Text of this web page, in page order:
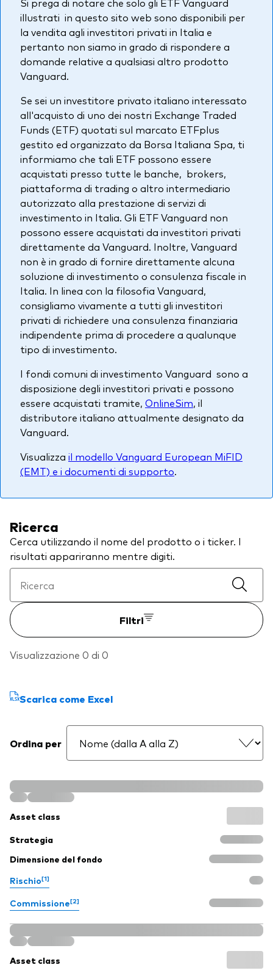
Azionario
Obbligazionario
Multi-asset
Stile di gestione
Attiva
Passiva
Documenti importanti
Investi con Vanguard
illustrati in questo sito web sono disponibili per
la vendita agli investitori privati in Italia e
pertanto non siamo in grado di rispondere a
domande relative a qualsiasi altro prodotto
Vanguard.
Se sei un investitore privato italiano interessato
all'acquisto di uno dei nostri Exchange Traded
Funds (ETF) quotati sul marcato ETFplus
gestito ed organizzato da Borsa Italiana Spa, ti
informiamo che tali ETF possono essere
acquistati presso tutte le banche, brokers,
piattaforma di trading o altro intermediario
autorizzato alla prestazione di servizi di
investimento in Italia. Gli ETF Vanguard non
possono essere acquistati da investitori privati
direttamente da Vanguard. Inoltre, Vanguard
non è in grado di fornire direttamente alcuna
soluzione di investimento o consulenza fiscale in
Italia. In linea con la filosofia Vanguard,
consigliamo vivamente a tutti gli investitori
privati di richiedere una consulenza finanziaria
indipendente prima di procedere a qualunque
tipo di investimento.
I fondi comuni di investimento Vanguard sono a
disposizione degli investitori privati e possono
essere acquistati tramite, OnlineSim, il
distributore italiano attualmente designato da
Vanguard.
Visualizza il modello Vanguard European MiFID
(EMT) e i documenti di supporto.
Ricerca
Cerca utilizzando il nome del prodotto o i ticker. I
risultati appariranno mentre digiti.
Filtri
Visualizzazione 0 di 0
Scarica come Excel
Ordina per
Asset class
Strategia
Dimensione del fondo
Rischio[1]
Commissione[2]
Asset class